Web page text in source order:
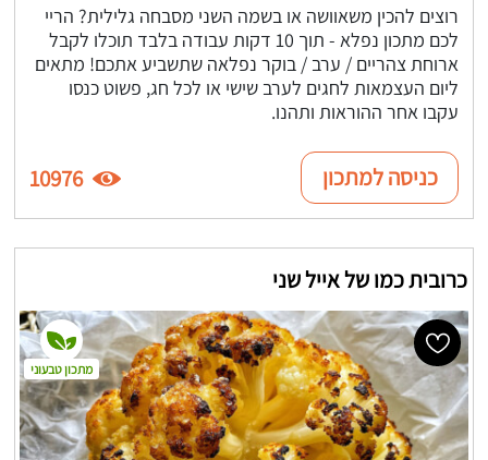
רוצים להכין משאוושה או בשמה השני מסבחה גלילית? הריי
לכם מתכון נפלא - תוך 10 דקות עבודה בלבד תוכלו לקבל
ארוחת צהריים / ערב / בוקר נפלאה שתשביע אתכם! מתאים
ליום העצמאות לחגים לערב שישי או לכל חג, פשוט כנסו
עקבו אחר ההוראות ותהנו.
כניסה למתכון 10976
כרובית כמו של אייל שני
מתכון טבעוני